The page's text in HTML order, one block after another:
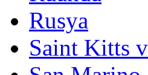
Rusya
Saint Kitts